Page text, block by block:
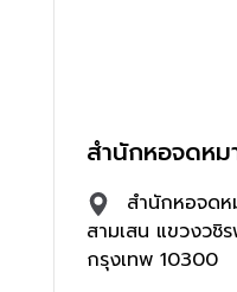
สำนักหอจดหม
สำนักหอจด
สามเสน แขวงวชิ
กรุงเทพ 10300